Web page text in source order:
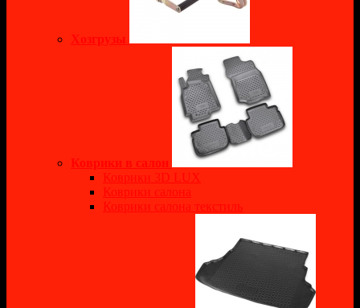
Хозгрузы
Коврики в салон
Коврики 3D LUX
Коврики салона
Коврики салона текстиль